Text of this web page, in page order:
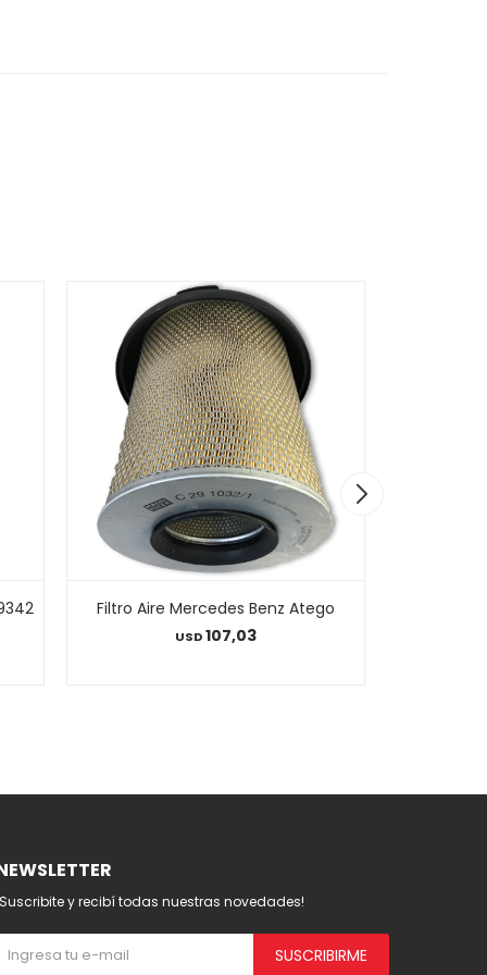
Filtro Aire Mercedes Benz Atego
USD107,03
y recibí todas nuestras novedades!
SUSCRIBIRME